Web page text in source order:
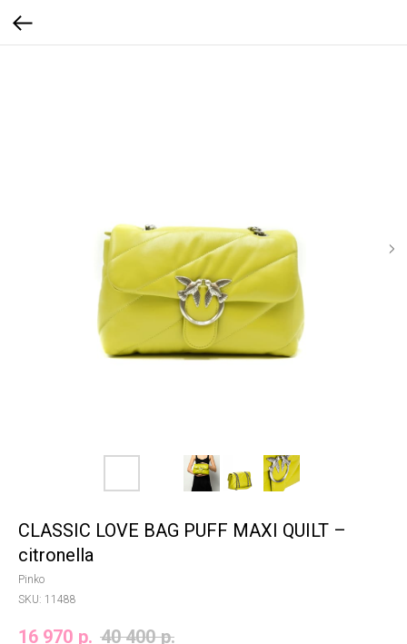
CLASSIC LOVE BAG PUFF MAXI QUILT –
citronella
Pinko
SKU: 11488
16 970 р. 40 400 р.